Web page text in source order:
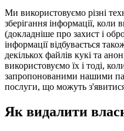
Ми використовуємо різні
зберігання інформації, коли
(докладніше про захист і
інформації відбувається
декількох файлів кукі та
використовуємо їх і тоді,
запропонованими нашими
послуги, що можуть
Як видалити